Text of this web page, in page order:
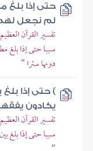
حتى إذا
لم نجعل
تفسير القرآن
سببا حتى إذا
دونها سترا "
) حتى إذا
يكادون
تفسير القرآن
سببا حتى إذا بلغ